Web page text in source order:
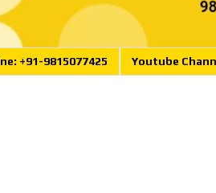
+91-9815077425 Youtube